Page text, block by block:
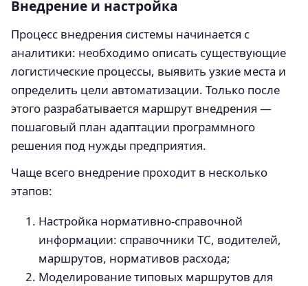
Внедрение и настройка
Процесс внедрения системы начинается с
аналитики: необходимо описать существующие
логистические процессы, выявить узкие места и
определить цели автоматизации. Только после
этого разрабатывается маршрут внедрения —
пошаговый план адаптации программного
решения под нужды предприятия.
Чаще всего внедрение проходит в несколько
этапов:
Настройка нормативно-справочной
информации: справочники ТС, водителей,
маршрутов, нормативов расхода;
Моделирование типовых маршрутов для